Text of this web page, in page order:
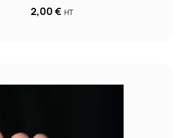
2,00 € HT